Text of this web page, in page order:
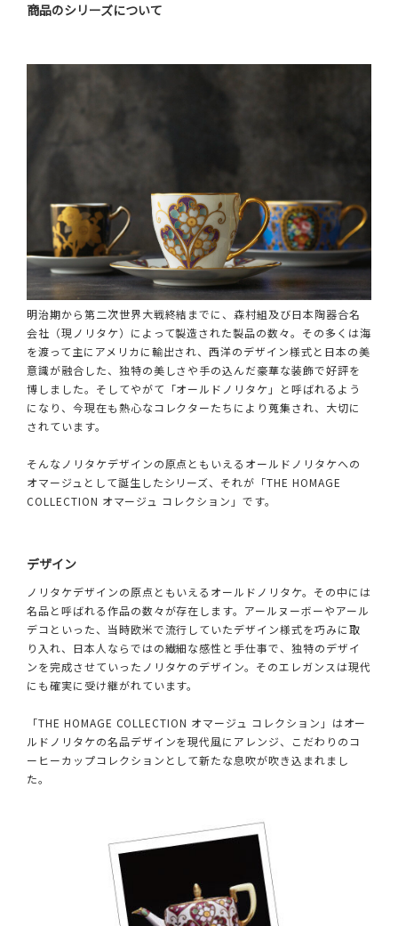
商品のシリーズについて
明治期から第二次世界大戦終結までに、森村組及び日本陶器合名
会社（現ノリタケ）によって製造された製品の数々。その多くは海
を渡って主にアメリカに輸出され、西洋のデザイン様式と日本の美
意識が融合した、独特の美しさや手の込んだ豪華な装飾で好評を
博しました。そしてやがて「オールドノリタケ」と呼ばれるよう
になり、今現在も熱心なコレクターたちにより蒐集され、大切に
されています。
そんなノリタケデザインの原点ともいえるオールドノリタケへの
オマージュとして誕生したシリーズ、それが「THE HOMAGE
COLLECTION オマージュ コレクション」です。
デザイン
ノリタケデザインの原点ともいえるオールドノリタケ。その中には
名品と呼ばれる作品の数々が存在します。アールヌーボーやアール
デコといった、当時欧米で流行していたデザイン様式を巧みに取
り入れ、日本人ならではの繊細な感性と手仕事で、独特のデザイ
ンを完成させていったノリタケのデザイン。そのエレガンスは現代
にも確実に受け継がれています。
「THE HOMAGE COLLECTION オマージュ コレクション」はオー
ルドノリタケの名品デザインを現代風にアレンジ、こだわりのコ
ーヒーカップコレクションとして新たな息吹が吹き込まれまし
た。